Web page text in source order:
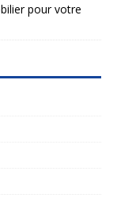
pour votre